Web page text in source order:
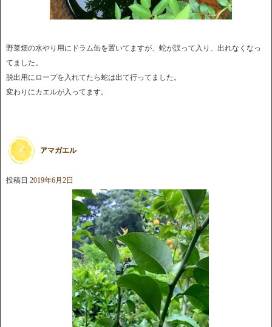
野菜畑の水やり用にドラム缶を置いてますが、蛇が誤って入り、出れなくなっ
てました。
脱出用にロープを入れてたら蛇は出て行ってました。
変わりにカエルが入ってます。
アマガエル
投稿日 2019年6月2日